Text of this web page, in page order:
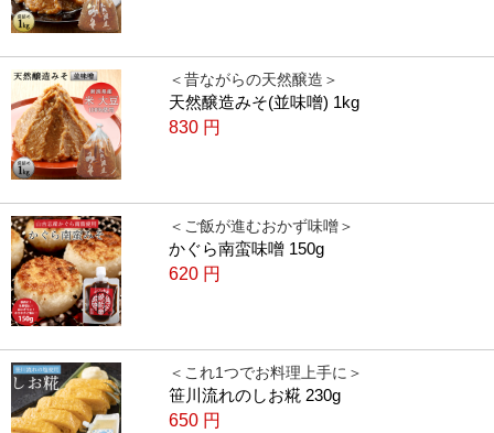
＜昔ながらの天然醸造＞
天然醸造みそ(並味噌) 1kg
830 円
＜ご飯が進むおかず味噌＞
かぐら南蛮味噌 150g
620 円
＜これ1つでお料理上手に＞
笹川流れのしお糀 230g
650 円